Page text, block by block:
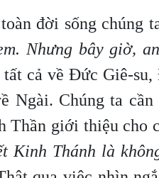
đời sống chúng
Nhưng bây giờ,
cả về Đức Giê-su,
Ngài. Chúng ta cần
Thần giới thiệu cho
Kinh Thánh là